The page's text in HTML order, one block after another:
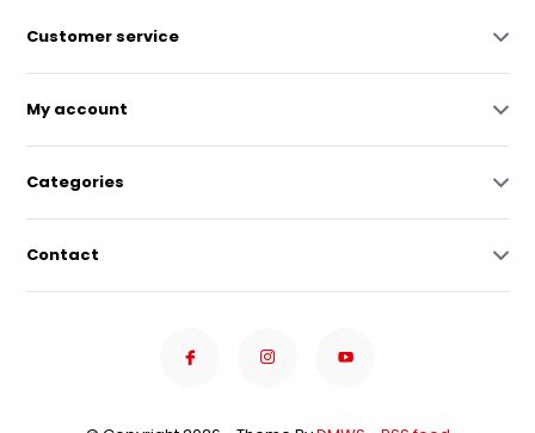
Customer service
My account
Categories
Contact